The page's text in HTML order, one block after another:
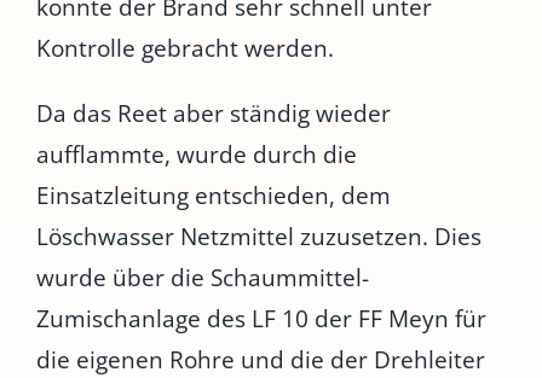
konnte der Brand sehr schnell unter
Kontrolle gebracht werden.
Da das Reet aber ständig wieder
aufflammte, wurde durch die
Einsatzleitung entschieden, dem
Löschwasser Netzmittel zuzusetzen. Dies
wurde über die Schaummittel-
Zumischanlage des LF 10 der FF Meyn für
die eigenen Rohre und die der Drehleiter